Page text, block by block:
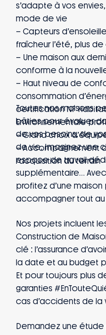
s’adapte à vos
mode de vie
– Capteurs
fraîcheur l’été, plus de
– Une maison aux
conforme à la nouvelle
– Haut niveau de
consommation
certification NF
Environnementale
– Grand choix
– Accompagnement
l’acquisition du terrain
Toutes nos maisons
bâties pour évoluer
de vos besoins, de
de vie. Imaginez une
espace de travail
supplémentaire… Avec
profitez d’une
accompagner tout au
Nos projets incluent
Construction de
clé : l’assurance
la date et au budget
Et pour toujours plus
garanties
cas d’accidents de la
Demandez une étude